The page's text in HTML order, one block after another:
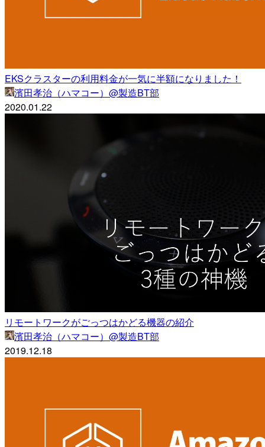
EKSクラスターの利用料金が一気に半額になりました！
濱田孝治（ハマコー）@製造BT部
2020.01.22
リモートワークがごっつはかどる機器の紹介
濱田孝治（ハマコー）@製造BT部
2019.12.18